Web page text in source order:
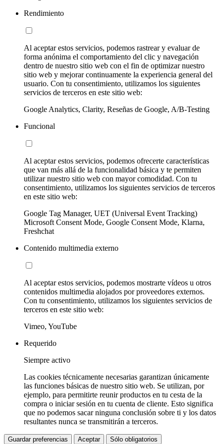
Rendimiento
Al aceptar estos servicios, podemos rastrear y evaluar de
forma anónima el comportamiento del clic y navegación
dentro de nuestro sitio web con el fin de optimizar nuestro
sitio web y mejorar continuamente la experiencia general del
usuario. Con tu consentimiento, utilizamos los siguientes
servicios de terceros en este sitio web:
Google Analytics, Clarity, Reseñas de Google, A/B-Testing
Funcional
Al aceptar estos servicios, podemos ofrecerte características
que van más allá de la funcionalidad básica y te permiten
utilizar nuestro sitio web con mayor comodidad. Con tu
consentimiento, utilizamos los siguientes servicios de terceros
en este sitio web:
Google Tag Manager, UET (Universal Event Tracking)
Microsoft Consent Mode, Google Consent Mode, Klarna,
Freshchat
Contenido multimedia externo
Al aceptar estos servicios, podemos mostrarte vídeos u otros
contenidos multimedia alojados por proveedores externos.
Con tu consentimiento, utilizamos los siguientes servicios de
terceros en este sitio web:
Vimeo, YouTube
Requerido
Siempre activo
Las cookies técnicamente necesarias garantizan únicamente
las funciones básicas de nuestro sitio web. Se utilizan, por
ejemplo, para permitirte reunir productos en tu cesta de la
compra o iniciar sesión en tu cuenta de cliente. Esto significa
que no podemos sacar ninguna conclusión sobre ti y los datos
resultantes nunca se transmitirán a terceros.
Guardar preferencias Aceptar Sólo obligatorios